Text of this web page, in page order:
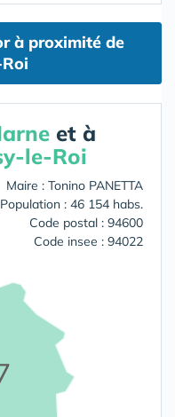
à proximité de
et à
le-Roi
Maire : Tonino PANETTA
Population : 46 154 habs.
Code postal : 94600
Code insee : 94022